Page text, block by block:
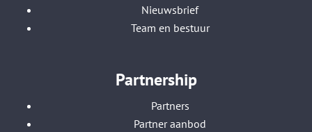
Nieuwsbrief
Team en bestuur
Partnership
Partners
Partner aanbod